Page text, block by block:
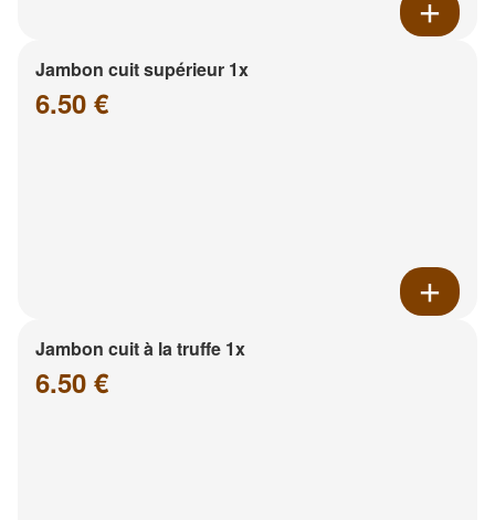
Jambon cuit supérieur 1x
6.50 €
Jambon cuit à la truffe 1x
6.50 €